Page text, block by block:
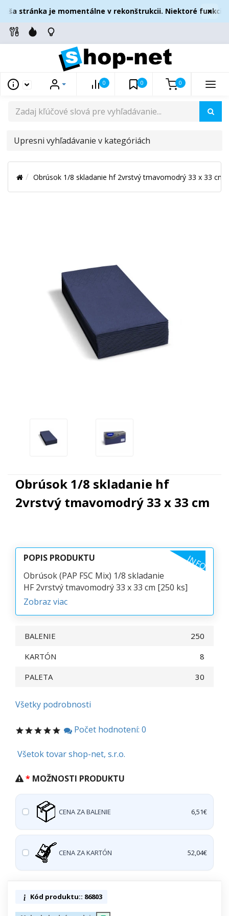
stránka je momentálne v rekonštrukcii. Niektoré funkcie
×
0 0 0
UPRESNI
V
KATEGÓRIÁCH
Obrúsok 1/8 skladanie hf 2vrstvý tmavomodrý 33 x 33 cm
Obrúsok 1/8 skladanie hf
2vrstvý tmavomodrý 33 x 33 cm
POPIS PRODUKTU INFO
Obrúsok (PAP FSC Mix) 1/8 skladanie
HF 2vrstvý tmavomodrý 33 x 33 cm [250 ks]
Zobraz viac
BALENIE
250
KARTÓN
8
PALETA
30
Všetky podrobnosti
Počet hodnotení: 0
Všetok tovar shop-net, s.r.o.
MOŽNOSTI PRODUKTU
CENA ZA BALENIE 6,51€
CENA ZA KARTÓN 52,04€
Kód produktu:: 86803